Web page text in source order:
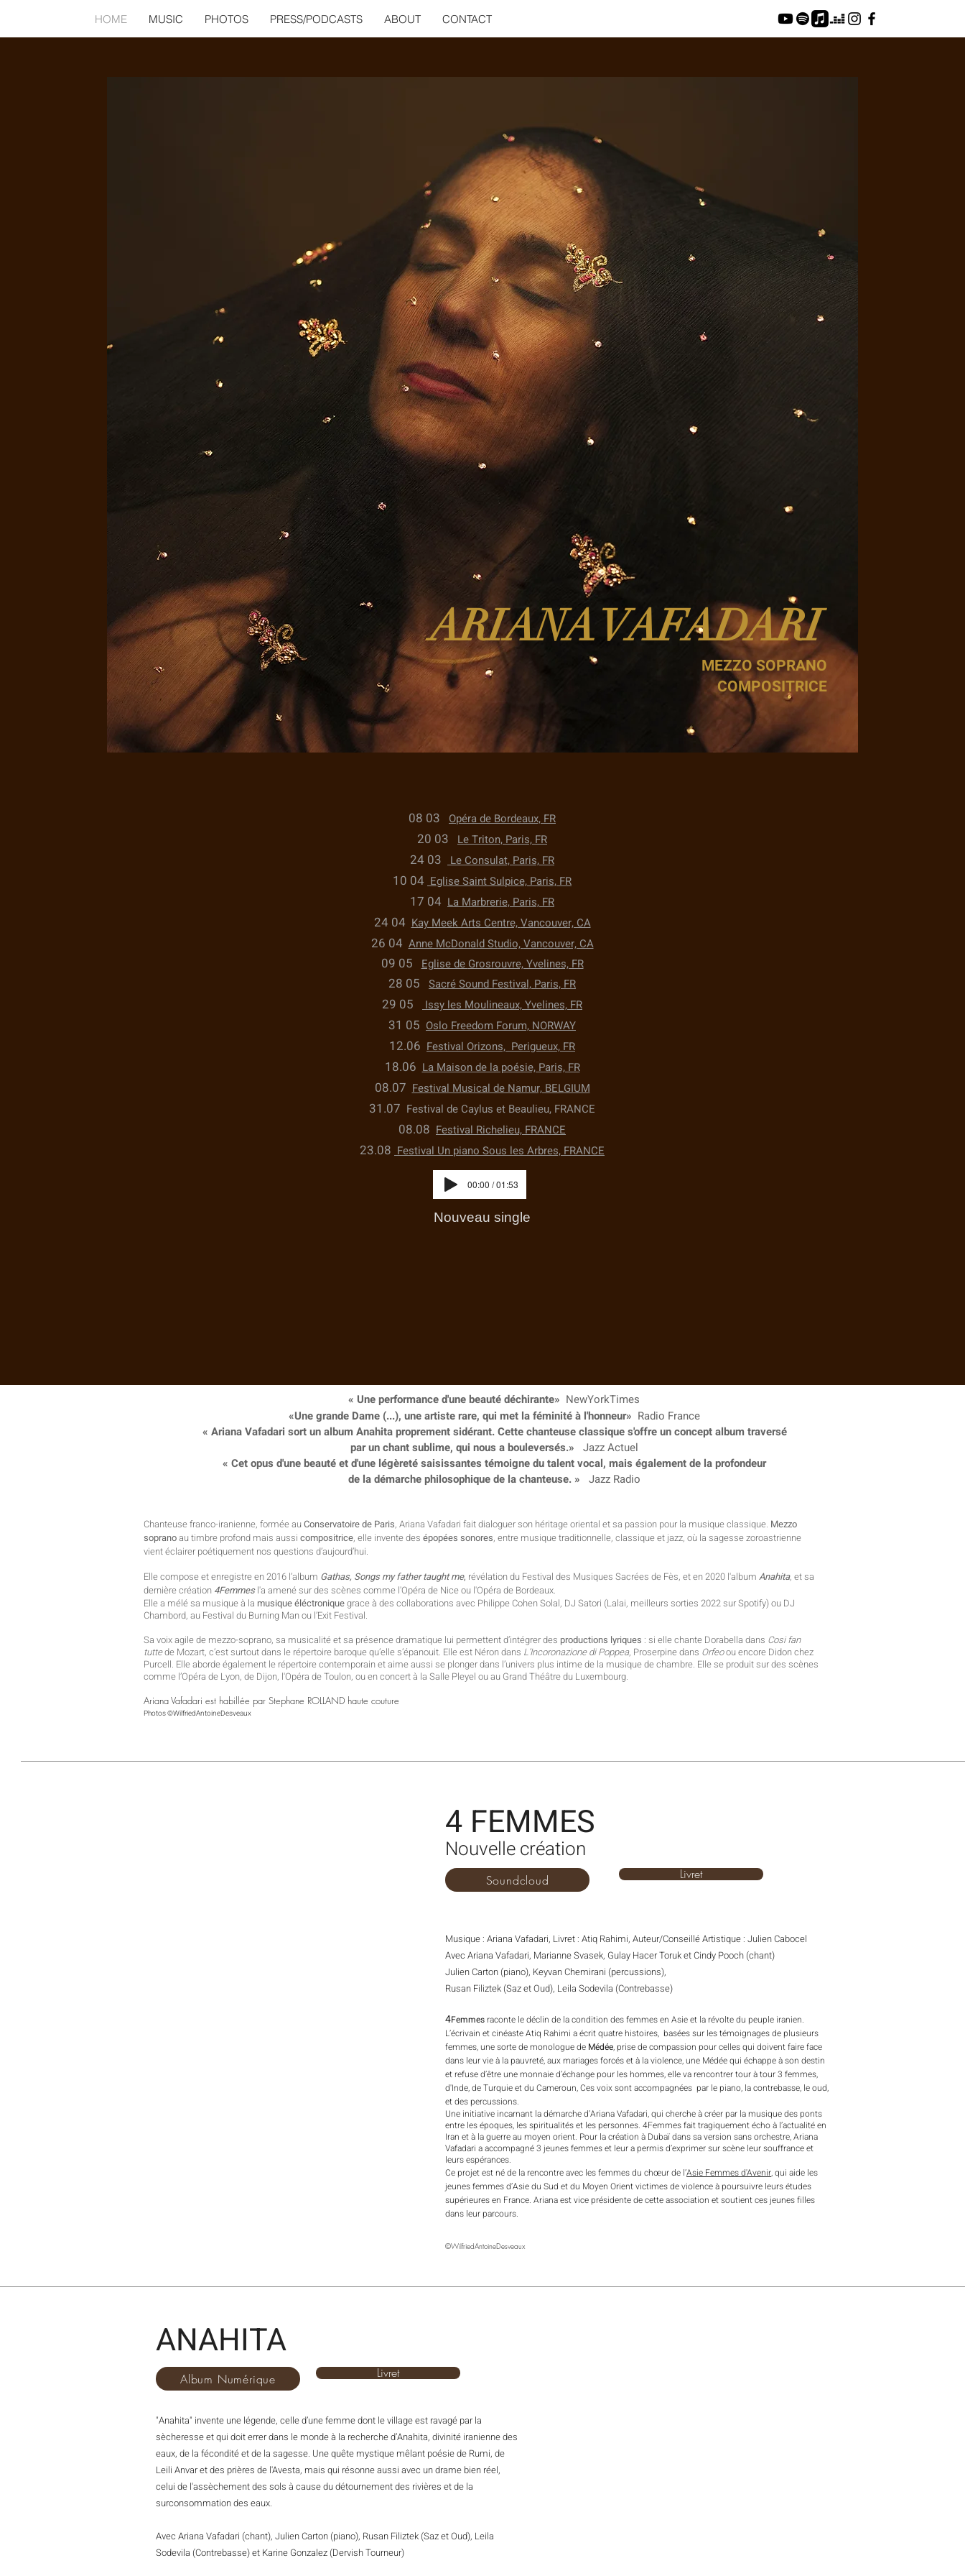
HOME MUSIC PHOTOS PRESS/PODCASTS ABOUT CONTACT
ARIANA VAFADARI
MEZZO SOPRANO
COMPOSITRICE
08 03 Opéra de Bordeaux, FR
20 03 Le Triton, Paris, FR
24 03 Le Consulat, Paris, FR
10 04 Eglise Saint Sulpice, Paris, FR
17 04 La Marbrerie, Paris, FR
24 04Kay Meek Arts Centre,Vancouver, CA
26 04Anne McDonald Studio,Vancouver, CA
​09 05Eglise de Grosrouvre, Yvelines, FR
28 05 Sacré Sound Festival, Paris, FR
29 05 Issy les Moulineaux, Yvelines, FR
31 05 Oslo Freedom Forum, NORWAY
12.06 Festival Orizons, Perigueux, FR
18.06La Maison de la poésie, Paris, FR
08.07 Festival Musical de Namur, BELGIUM
31.07 Festival de Caylus et Beaulieu, FRANCE
08.08 Festival Richelieu, FRANCE
23.08 Festival Un piano Sous les Arbres, FRANCE
00:00 / 01:53
Nouveau single
« Une performance d'une beauté déchirante» NewYorkTimes
«Une grande Dame (...), une artiste rare, qui met la féminité à l'honneur» Radio France
« Ariana Vafadari sort un album Anahita proprement sidérant. Cette chanteuse classique s'offre un concept album traversé
par un chant sublime, qui nous a bouleversés.» Jazz Actuel
« Cet opus d'une beauté et d'une légèreté saisissantes témoigne du talent vocal, mais également de la profondeur
de la démarche philosophique de la chanteuse. » Jazz Radio
Chanteuse franco-iranienne, formée auConservatoire de Paris, Ariana Vafadari fait dialoguer son héritage oriental et sa passion pour la musique classique. Mezzo
sopranoau timbre profond mais aussi compositrice, elle invente des épopées sonores, entre musique traditionnelle, classique et jazz, où la sagesse zoroastrienne
vient éclairer poétiquement nos questions d’aujourd’hui.
Elle compose et enregistre en 2016 l’album Gathas, Songs my father taught me, révélation du Festival des Musiques Sacrées de Fès, et en 2020 l'album Anahita, et sa
dernière création 4Femmesl'a amené sur des scènes comme l'Opéra de Nice ou l'Opéra de Bordeaux.
Elle a mélé sa musique à la musique éléctroniquegrace à des collaborations avec Philippe Cohen Solal, DJ Satori (Lalai, meilleurs sorties 2022 sur Spotify) ou DJ
Chambord, au Festival du Burning Man ou l’Exit Festival.
Sa voix agile de mezzo-soprano, sa musicalité et sa présence dramatique lui permettent d’intégrer des productions lyriques : si elle chante Dorabella dans Cosi fan
tuttede Mozart, c’est surtout dans le répertoire baroque qu’elle s’épanouit. Elle est Néron dans L’Incoronazione di Poppea, Proserpine dans Orfeoou encore Didon chez
Purcell. Elle aborde également le répertoire contemporain et aime aussi se plonger dans l’univers plus intime de la musique de chambre. Elle se produit sur des scènes
comme l’Opéra de Lyon, de Dijon, l'Opéra de Toulon, ou en concert à la Salle Pleyel ou au Grand Théâtre du Luxembourg.
Ariana Vafadari est habillée par Stephane ROLLAND haute couture
Photos ©WilfriedAntoineDesveaux
4 FEMMES
Nouvelle création
Soundcloud Livret
Musique : Ariana Vafadari, Livret : Atiq Rahimi, Auteur/Conseillé Artistique : Julien Cabocel
Avec Ariana Vafadari, Marianne Svasek, Gulay Hacer Toruk et Cindy Pooch (chant)
Julien Carton (piano), Keyvan Chemirani (percussions),
Rusan Filiztek (Saz et Oud), Leila Sodevila (Contrebasse)
4Femmes raconte le déclin de la condition des femmes en Asie et la révolte du peuple iranien.
L’écrivain et cinéaste Atiq Rahimi a écrit quatre histoires, basées sur les témoignages de plusieurs
femmes, une sorte de monologue de Médée, prise de compassion pour celles qui doivent faire face
dans leur vie à la pauvreté, aux mariages forcés et à la violence, une Médée qui échappe à son destin
et refuse d’être une monnaie d’échange pour les hommes, elle va rencontrer tour à tour 3 femmes,
d'Inde, de Turquie et du Cameroun, Ces voix sont accompagnées par le piano, la contrebasse, le oud,
et des percussions.
Une initiative incarnant la démarche d’Ariana Vafadari, qui cherche à créer par la musique des ponts
entre les époques, les spiritualités et les personnes. 4Femmes fait tragiquement écho à l’actualité en
Iran et à la guerre au moyen orient. Pour la création à Dubaï dans sa version sans orchestre, Ariana
Vafadari a accompagné 3 jeunes femmes et leur a permis d’exprimer sur scène leur souffrance et
leurs espérances.
Ce projet est né de la rencontre avec les femmes du chœur de l’Asie Femmes d'Avenir, qui aide les
jeunes femmes d’Asie du Sud et du Moyen Orient victimes de violence à poursuivre leurs études
supérieures en France. Ariana est vice présidente de cette association et soutient ces jeunes filles
dans leur parcours.
©WilfriedAntoineDesveaux
ANAHITA
Album Numérique Livret
"Anahita" invente une légende, celle d’une femme dont le village est ravagé par la
sècheresse et qui doit errer dans le monde à la recherche d’Anahita, divinité iranienne des
eaux, de la fécondité et de la sagesse. Une quête mystique mêlant poésie de Rumi, de
Leili Anvar et des prières de l'Avesta, mais qui résonne aussi avec un drame bien réel,
celui de l'assèchement des sols à cause du détournement des rivières et de la
surconsommation des eaux.
Avec Ariana Vafadari (chant), Julien Carton (piano), Rusan Filiztek (Saz et Oud), Leila
Sodevila (Contrebasse) et Karine Gonzalez (Dervish Tourneur)